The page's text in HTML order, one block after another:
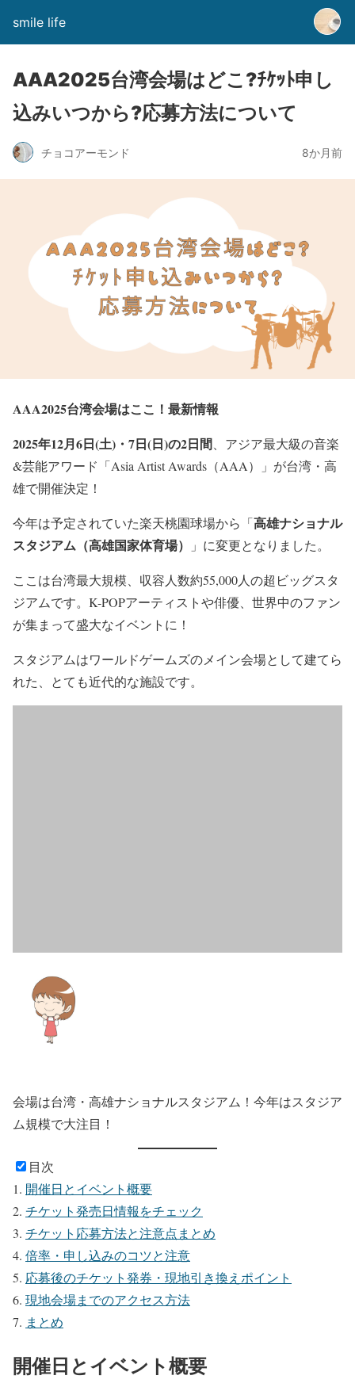
smile life
AAA2025台湾会場はどこ?ﾁｹｯﾄ申し
込みいつから?応募方法について
チョコアーモンド 8か月前
AAA2025台湾会場はここ！最新情報
2025年12月6日(土)・7日(日)の2日間 、アジア最大級の音楽
&芸能アワード「Asia Artist Awards（AAA）」が台湾・高
雄で開催決定！
今年は予定されていた楽天桃園球場から「高雄ナショナル
スタジアム（高雄国家体育場）
」に変更となりました。
ここは台湾最大規模、収容人数約55,000人の超ビッグスタ
ジアムです。K-POPアーティストや俳優、世界中のファン
が集まって盛大なイベントに！
スタジアムはワールドゲームズのメイン会場として建てら
れた、とても近代的な施設です。
会場は台湾・高雄ナショナルスタジアム！今年はスタジア
ム規模で大注目！
目次
開催日とイベント概要
チケット発売日情報をチェック
チケット応募方法と注意点まとめ
倍率・申し込みのコツと注意
応募後のチケット発券・現地引き換えポイント
現地会場までのアクセス方法
まとめ
開催日とイベント概要